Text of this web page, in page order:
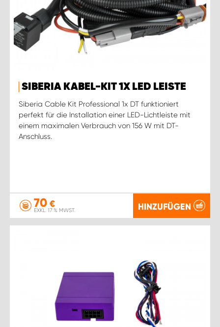
SIBERIA KABEL-KIT 1X LED LEISTE
Siberia Cable Kit Professional 1x DT funktioniert
perfekt für die Installation einer LED-Lichtleiste mit
einem maximalen Verbrauch von 156 W mit DT-
Anschluss.
70 €
EXKL. 17 % MWST. HINZUFÜGEN